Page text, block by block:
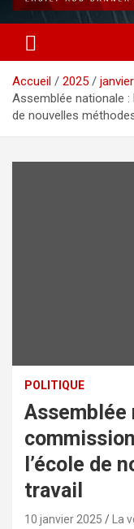
Accueil 2025 janvier
Assemblée nationale
de nouvelles
POLITIQUE
Assemblée
l’école de
travail
10 janvier 2025 La